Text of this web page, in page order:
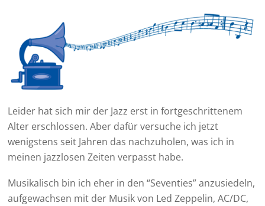
Leider hat sich mir der Jazz erst in fortgeschrittenem
Alter erschlossen. Aber dafür versuche ich jetzt
wenigstens seit Jahren das nachzuholen, was ich in
meinen jazzlosen Zeiten verpasst habe.
Musikalisch bin ich eher in den “Seventies” anzusiedeln,
aufgewachsen mit der Musik von Led Zeppelin, AC/DC,